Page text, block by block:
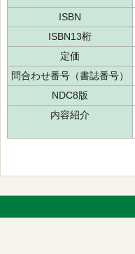
ISBN
ISBN13桁
定価
問合わせ番号（書誌番号）
NDC8版
内容紹介